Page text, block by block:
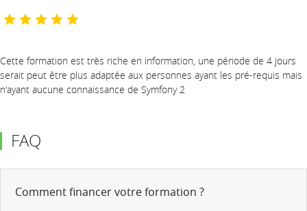
Cette formation est très riche en information, une période de 4 jours
serait peut être plus adaptée aux personnes ayant les pré-requis mais
n'ayant aucune connaissance de Symfony 2
FAQ
Comment financer votre formation ?